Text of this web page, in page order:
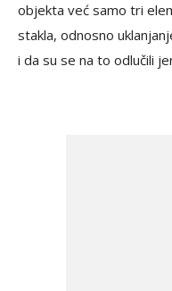
objekta već samo tri
stakla, odnosno
i da su se na to odlučili